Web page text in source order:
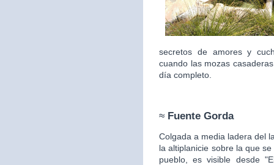
secretos de amores y
cuando las mozas
día completo.
≈ Fuente Gorda
Colgada a media ladera del
la altiplanicie sobre la que se
pueblo, es visible desde